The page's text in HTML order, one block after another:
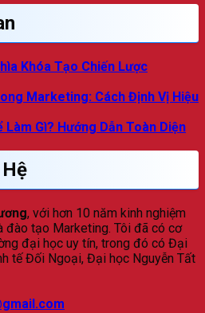
Khóa Tạo Chiến Lược
Marketing: Cách Định Vị Hiệu
Gì? Hướng Dẫn Toàn Diện
, với hơn 10 năm kinh nghiệm
đào tạo Marketing. Tôi đã có cơ
đại học uy tín, trong đó có Đại
tế Đối Ngoại, Đại học Nguyễn Tất